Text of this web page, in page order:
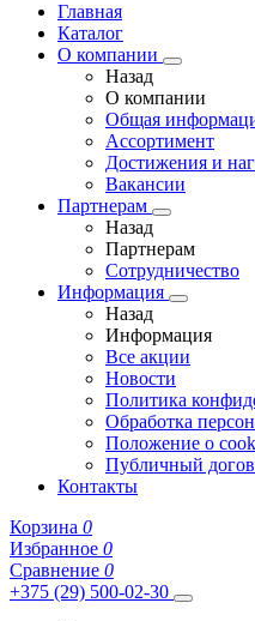
Главная
Каталог
О компании
Назад
О компании
Общая
Ассортимент
Достижения и
Вакансии
Партнерам
Назад
Партнерам
Сотрудничество
Информация
Назад
Информация
Все акции
Новости
Политика
Обработка
Положение о
Публичный
Контакты
Корзина 0
Избранное 0
Сравнение 0
+375 (29) 500-02-30